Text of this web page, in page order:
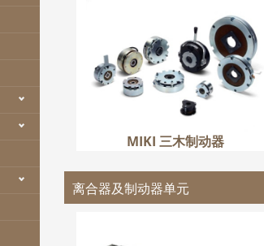
MIKI 三木制动器
MIKI 三木制动器
更多
离合器及制动器单元